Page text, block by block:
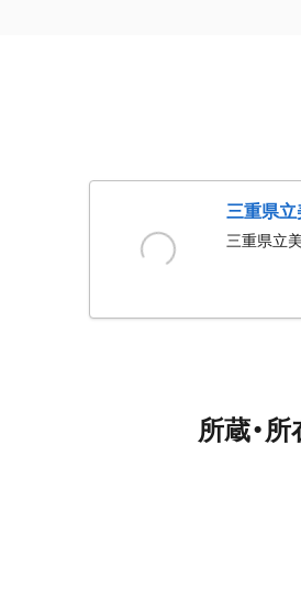
三重県
三重県立
所蔵・所